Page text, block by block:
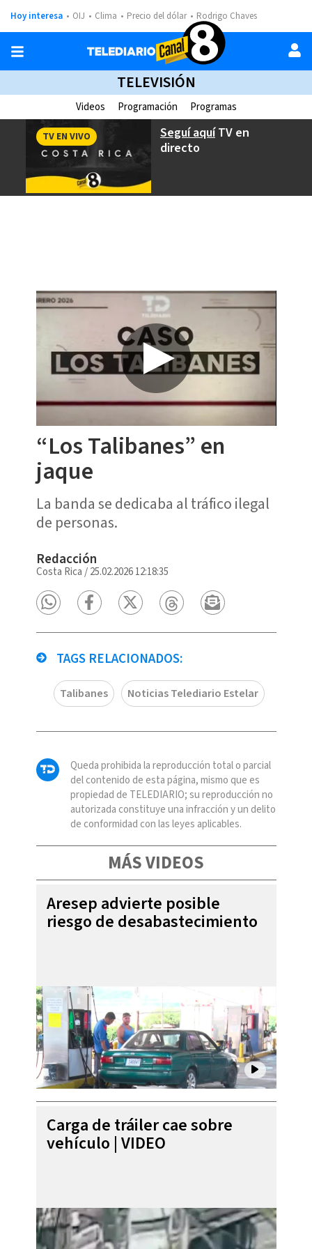
Hoy interesa OIJ Clima Precio del dólar Rodrigo Chaves
TELEVISIÓN
Videos Programación Programas
Seguí aquíTV en
directo
TV EN VIVO
“Los Talibanes” en
jaque
La banda se dedicaba al tráfico ilegal
de personas.
Redacción
Costa Rica /25.02.2026 12:18:35
TAGS RELACIONADOS:
Talibanes Noticias Telediario Estelar
Queda prohibida la reproducción total o parcial
del contenido de esta página, mismo que es
propiedad de TELEDIARIO; su reproducción no
autorizada constituye una infracción y un delito
de conformidad con las leyes aplicables.
MÁS VIDEOS
Aresep advierte posible
riesgo de desabastecimiento
Carga de tráiler cae sobre
vehículo | VIDEO